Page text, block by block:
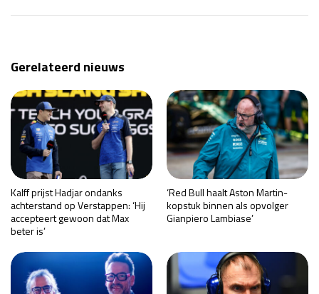
Gerelateerd nieuws
Kalff prijst Hadjar ondanks
achterstand op Verstappen: ‘Hij
accepteert gewoon dat Max
beter is’
‘Red Bull haalt Aston Martin-
kopstuk binnen als opvolger
Gianpiero Lambiase’